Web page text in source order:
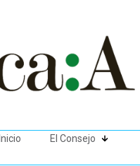
Inicio El Consejo